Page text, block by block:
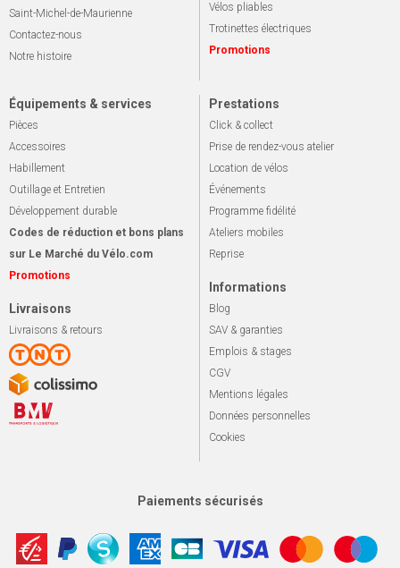
Saint-Michel-de-Maurienne
Contactez-nous
Notre histoire
Vélos pliables
Trotinettes électriques
Promotions
Équipements & services
Pièces
Accessoires
Habillement
Outillage et Entretien
Développement durable
Codes de réduction et bons plans
sur Le Marché du Vélo.com
Promotions
Livraisons
Livraisons & retours
Prestations
Click & collect
Prise de rendez-vous atelier
Location de vélos
Événements
Programme fidélité
Ateliers mobiles
Reprise
Informations
Blog
SAV & garanties
Emplois & stages
CGV
Mentions légales
Données personnelles
Cookies
Paiements sécurisés